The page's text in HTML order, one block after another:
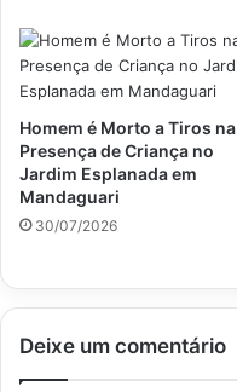
Homem é Morto a Tiros na
Presença de Criança no
Jardim Esplanada em
Mandaguari
30/07/2026
Deixe um comentário